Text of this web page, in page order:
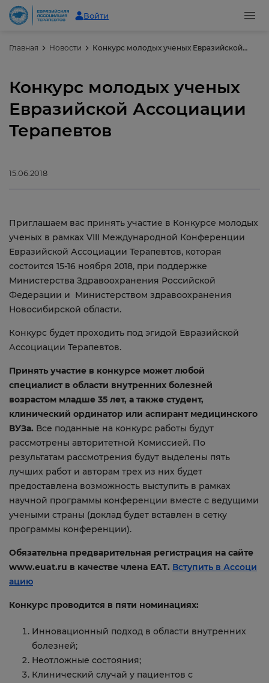
Войти
Главная Новости Конкурс молодых ученых Евразийской Ассоциации Терапевтов
Конкурс молодых ученых
Евразийской Ассоциации
Терапевтов
15.06.2018
Приглашаем вас принять участие в Конкурсе молодых
ученых в рамках VIII Международной Конференции
Евразийской Ассоциации Терапевтов, которая
состоится 15-16 ноября 2018, при поддержке
Министерства Здравоохранения Российской
Федерации и Министерством здравоохранения
Новосибирской области.
Конкурс будет проходить под эгидой Евразийской
Ассоциации Терапевтов.
Принять участие в конкурсе может любой
специалист в области внутренних болезней
возрастом младше 35 лет, а также студент,
клинический ординатор или аспирант медицинского
ВУЗа. Все поданные на конкурс работы будут
рассмотрены авторитетной Комиссией. По
результатам рассмотрения будут выделены пять
лучших работ и авторам трех из них будет
предоставлена возможность выступить в рамках
научной программы конференции вместе с ведущими
учеными страны (доклад будет вставлен в сетку
программы конференции).
Обязательна предварительная регистрация на сайте
www.euat.ru в качестве члена ЕАТ. Вступить в Ассоци
ацию
Конкурс проводится в пяти номинациях:
Инновационный подход в области внутренних
болезней;
Неотложные состояния;
Клинический случай у пациентов с